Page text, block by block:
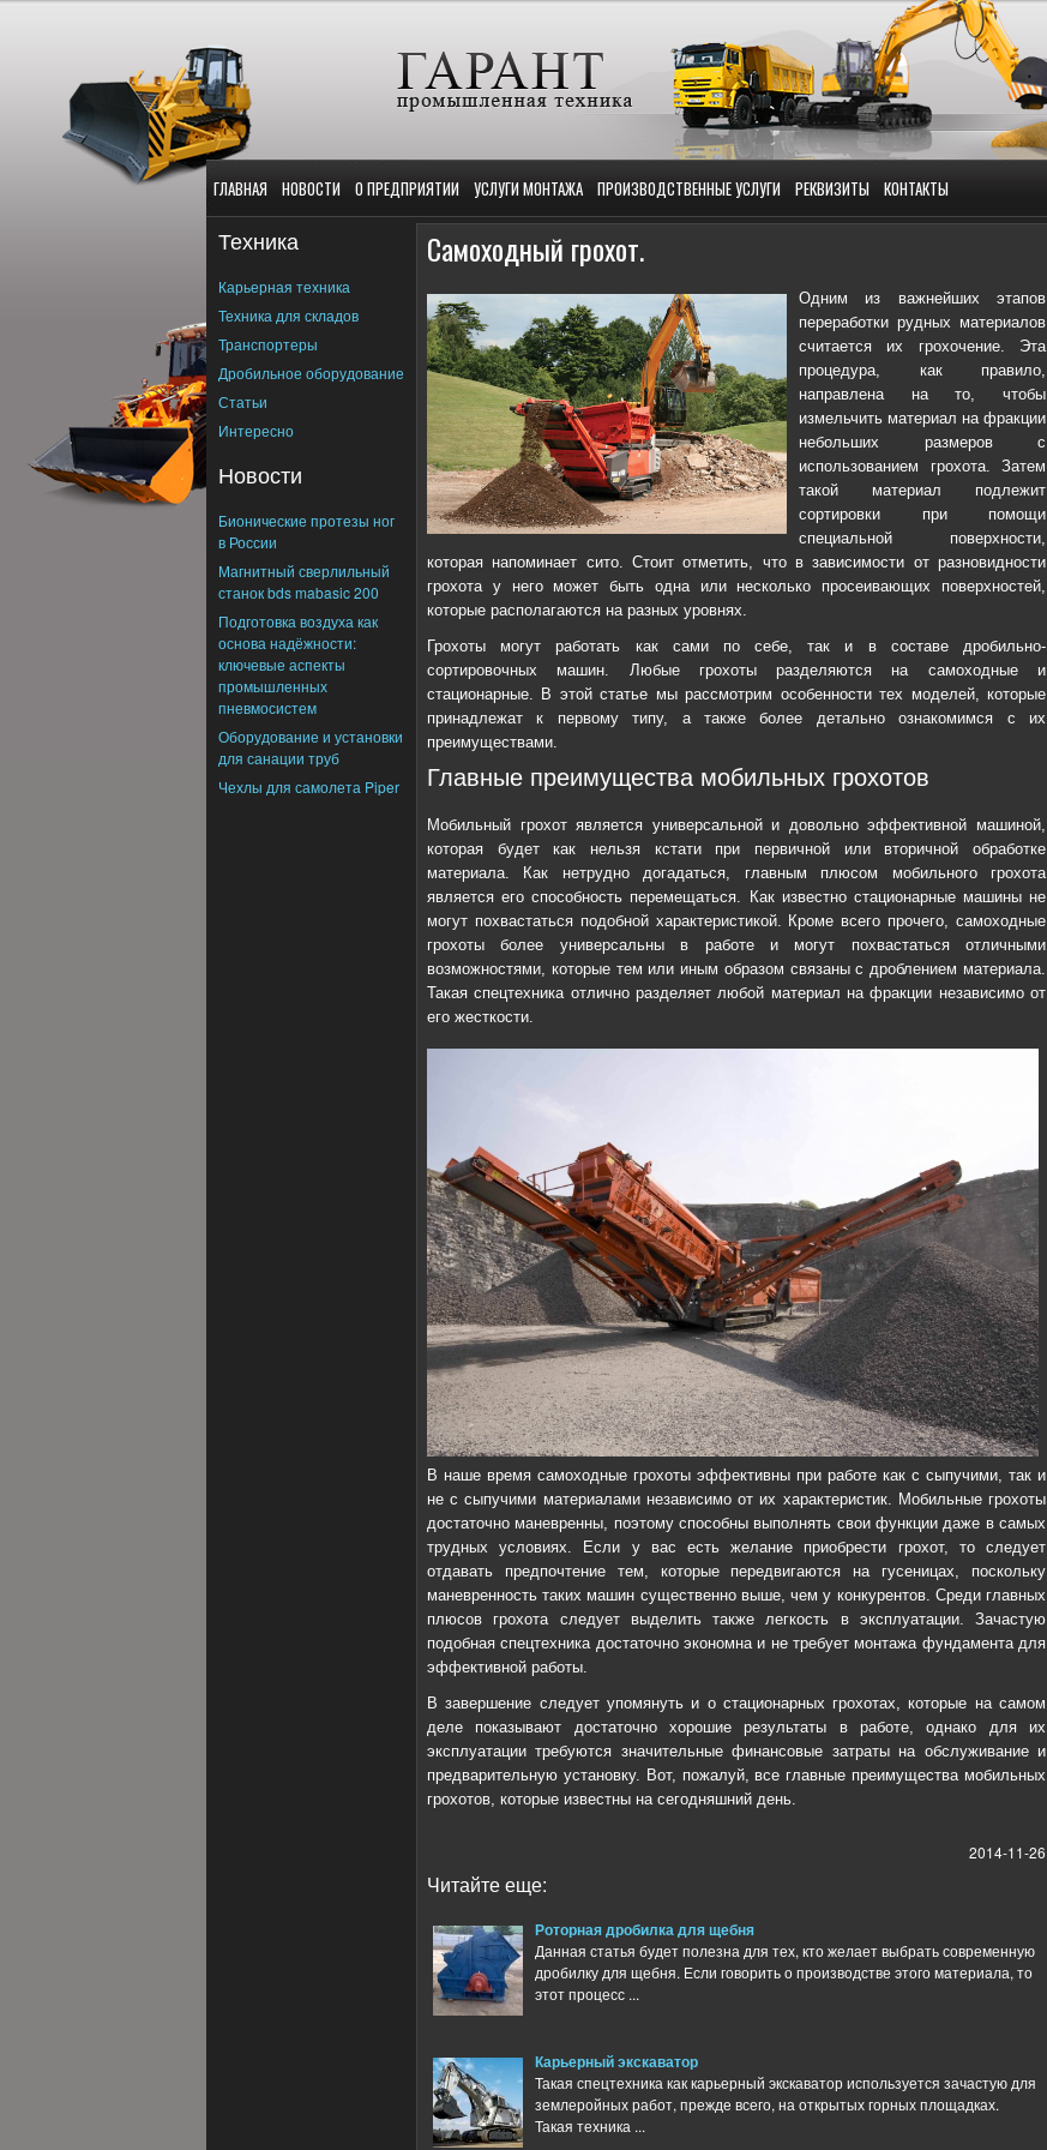
ГЛАВНАЯ НОВОСТИ О ПРЕДПРИЯТИИ УСЛУГИ МОНТАЖА ПРОИЗВОДСТВЕННЫЕ УСЛУГИ РЕКВИЗИТЫ КОНТАКТЫ
Техника
Карьерная техника
Техника для складов
Транспортеры
Дробильное оборудование
Статьи
Интересно
Новости
Бионические протезы ног
в России
Магнитный сверлильный
станок bds mabasic 200
Подготовка воздуха как
основа надёжности:
ключевые аспекты
промышленных
пневмосистем
Оборудование и установки
для санации труб
Чехлы для самолета Piper
Самоходный грохот.
Одним из важнейших этапов
переработки рудных материалов
считается их грохочение. Эта
процедура, как правило,
направлена на то, чтобы
измельчить материал на фракции
небольших размеров с
использованием грохота. Затем
такой материал подлежит
сортировки при помощи
специальной поверхности,
которая напоминает сито. Стоит отметить, что в зависимости от разновидности
грохота у него может быть одна или несколько просеивающих поверхностей,
которые располагаются на разных уровнях.
Грохоты могут работать как сами по себе, так и в составе дробильно-
сортировочных машин. Любые грохоты разделяются на самоходные и
стационарные. В этой статье мы рассмотрим особенности тех моделей, которые
принадлежат к первому типу, а также более детально ознакомимся с их
преимуществами.
Главные преимущества мобильных грохотов
Мобильный грохот является универсальной и довольно эффективной машиной,
которая будет как нельзя кстати при первичной или вторичной обработке
материала. Как нетрудно догадаться, главным плюсом мобильного грохота
является его способность перемещаться. Как известно стационарные машины не
могут похвастаться подобной характеристикой. Кроме всего прочего, самоходные
грохоты более универсальны в работе и могут похвастаться отличными
возможностями, которые тем или иным образом связаны с дроблением материала.
Такая спецтехника отлично разделяет любой материал на фракции независимо от
его жесткости.
В наше время самоходные грохоты эффективны при работе как с сыпучими, так и
не с сыпучими материалами независимо от их характеристик. Мобильные грохоты
достаточно маневренны, поэтому способны выполнять свои функции даже в самых
трудных условиях. Если у вас есть желание приобрести грохот, то следует
отдавать предпочтение тем, которые передвигаются на гусеницах, поскольку
маневренность таких машин существенно выше, чем у конкурентов. Среди главных
плюсов грохота следует выделить также легкость в эксплуатации. Зачастую
подобная спецтехника достаточно экономна и не требует монтажа фундамента для
эффективной работы.
В завершение следует упомянуть и о стационарных грохотах, которые на самом
деле показывают достаточно хорошие результаты в работе, однако для их
эксплуатации требуются значительные финансовые затраты на обслуживание и
предварительную установку. Вот, пожалуй, все главные преимущества мобильных
грохотов, которые известны на сегодняшний день.
2014-11-26
Читайте еще:
Роторная дробилка для щебня
Данная статья будет полезна для тех, кто желает выбрать современную
дробилку для щебня. Если говорить о производстве этого материала, то
этот процесс ...
Карьерный экскаватор
Такая спецтехника как карьерный экскаватор используется зачастую для
землеройных работ, прежде всего, на открытых горных площадках.
Такая техника ...